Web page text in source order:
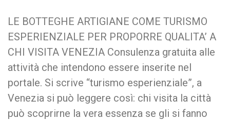
LE BOTTEGHE ARTIGIANE COME TURISMO
ESPERIENZIALE PER PROPORRE QUALITA’ A
CHI VISITA VENEZIA Consulenza gratuita alle
attività che intendono essere inserite nel
portale. Si scrive “turismo esperienziale”, a
Venezia si può leggere così: chi visita la città
può scoprirne la vera essenza se gli si fanno